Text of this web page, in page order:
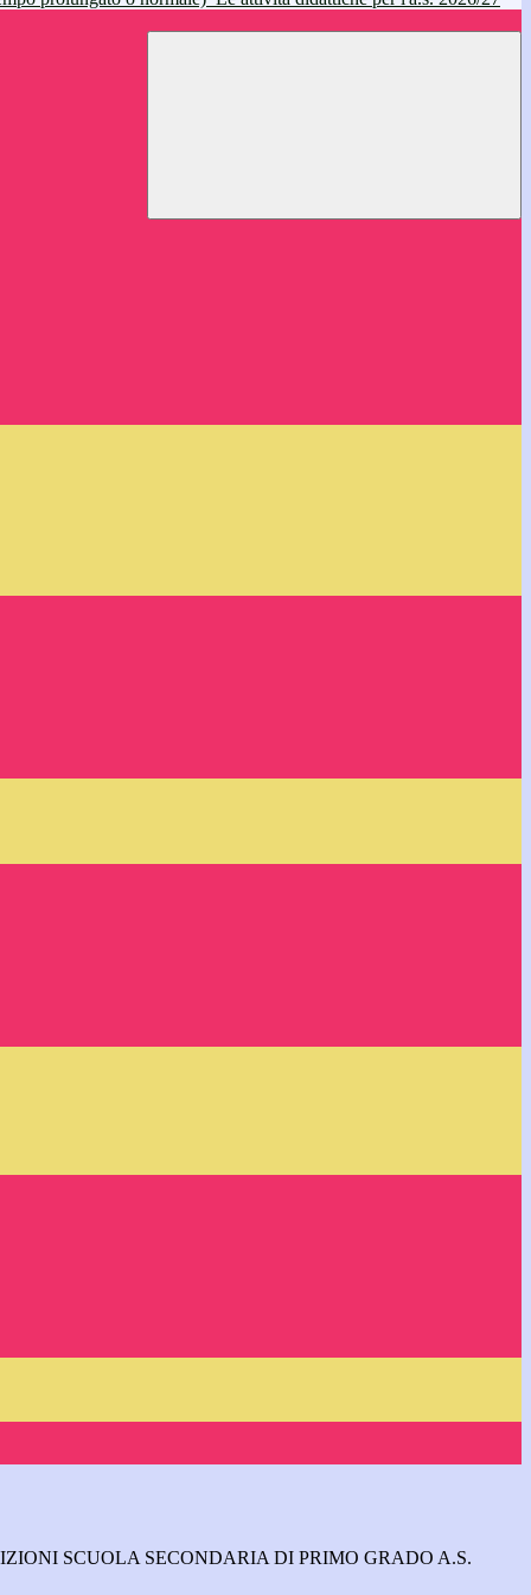
SCUOLA SECONDARIA DI PRIMO GRADO A.S.